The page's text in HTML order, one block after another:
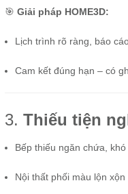
🎯 Giải pháp HOME3D:
Lịch trình rõ ràng, báo
Cam kết đúng hạn – có
3. Thiếu tiện
Bếp thiếu ngăn chứa, khó
Nội thất phối màu lộn xộn